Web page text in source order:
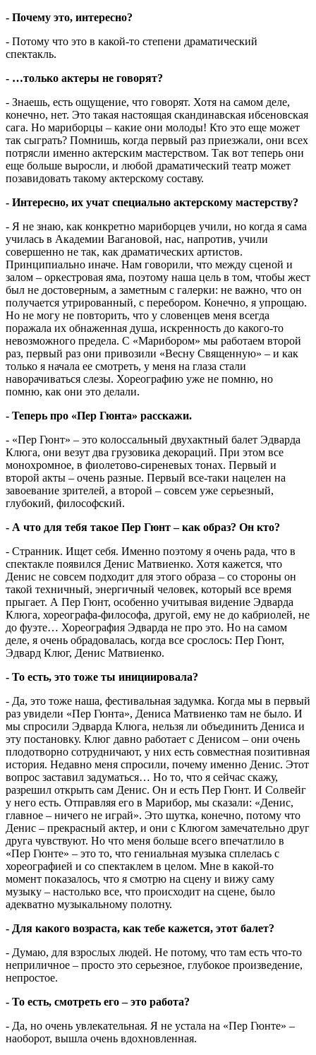
- Почему это, интересно?
- Потому что это в какой-то степени драматический
спектакль.
- …только актеры не говорят?
- Знаешь, есть ощущение, что говорят. Хотя на самом деле,
конечно, нет. Это такая настоящая скандинавская ибсеновская
сага. Но мариборцы – какие они молоды! Кто это еще может
так сыграть? Помнишь, когда первый раз приезжали, они всех
потрясли именно актерским мастерством. Так вот теперь они
еще больше выросли, и любой драматический театр может
позавидовать такому актерскому составу.
- Интересно, их учат специально актерскому мастерству?
- Я не знаю, как конкретно мариборцев учили, но когда я сама
училась в Академии Вагановой, нас, напротив, учили
совершенно не так, как драматических артистов.
Принципиально иначе. Нам говорили, что между сценой и
залом – оркестровая яма, поэтому наша цель в том, чтобы жест
был не достоверным, а заметным с галерки: не важно, что он
получается утрированный, с перебором. Конечно, я упрощаю.
Но не могу не повторить, что у словенцев меня всегда
поражала их обнаженная душа, искренность до какого-то
невозможного предела. С «Марибором» мы работаем второй
раз, первый раз они привозили «Весну Священную» – и как
только я начала ее смотреть, у меня на глаза стали
наворачиваться слезы. Хореографию уже не помню, но
помню, как они это делали.
- Теперь про «Пер Гюнта» расскажи.
- «Пер Гюнт» – это колоссальный двухактный балет Эдварда
Клюга, они везут два грузовика декораций. При этом все
монохромное, в фиолетово-сиреневых тонах. Первый и
второй акты – очень разные. Первый все-таки нацелен на
завоевание зрителей, а второй – совсем уже серьезный,
глубокий, философский.
- А что для тебя такое Пер Гюнт – как образ? Он кто?
- Странник. Ищет себя. Именно поэтому я очень рада, что в
спектакле появился Денис Матвиенко. Хотя кажется, что
Денис не совсем подходит для этого образа – со стороны он
такой техничный, энергичный человек, который все время
прыгает. А Пер Гюнт, особенно учитывая видение Эдварда
Клюга, хореографа-философа, другой, ему не до кабриолей, не
до фуэте… Хореография Эдварда не про это. Но на самом
деле, я очень обрадовалась, когда все срослось: Пер Гюнт,
Эдвард Клюг, Денис Матвиенко.
- То есть, это тоже ты инициировала?
- Да, это тоже наша, фестивальная задумка. Когда мы в первый
раз увидели «Пер Гюнта», Дениса Матвиенко там не было. И
мы спросили Эдварда Клюга, нельзя ли объединить Дениса и
эту постановку. Клюг давно работает с Денисом – они очень
плодотворно сотрудничают, у них есть совместная позитивная
история. Недавно меня спросили, почему именно Денис. Этот
вопрос заставил задуматься… Но то, что я сейчас скажу,
разрешил открыть сам Денис. Он и есть Пер Гюнт. И Солвейг
у него есть. Отправляя его в Марибор, мы сказали: «Денис,
главное – ничего не играй». Это шутка, конечно, потому что
Денис – прекрасный актер, и они с Клюгом замечательно друг
друга чувствуют. Но что меня больше всего впечатлило в
«Пер Гюнте» – это то, что гениальная музыка сплелась с
хореографией и со спектаклем в целом. Мне в какой-то
момент показалось, что я смотрю на сцену и вижу саму
музыку – настолько все, что происходит на сцене, было
адекватно музыкальному полотну.
- Для какого возраста, как тебе кажется, этот балет?
- Думаю, для взрослых людей. Не потому, что там есть что-то
неприличное – просто это серьезное, глубокое произведение,
непростое.
- То есть, смотреть его – это работа?
- Да, но очень увлекательная. Я не устала на «Пер Гюнте» –
наоборот, вышла очень вдохновленная.